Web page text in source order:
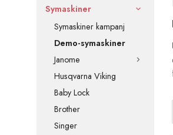
Symaskiner
Symaskiner kampanj
Demo-symaskiner
Janome
Husqvarna Viking
Baby Lock
Brother
Singer